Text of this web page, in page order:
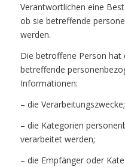
Verantwortlichen eine
ob sie betreffende
werden.
Die betroffene Person hat
betreffende
Informationen:
– die Verarbeitungszwecke;
– die Kategorien
verarbeitet werden;
– die Empfänger oder